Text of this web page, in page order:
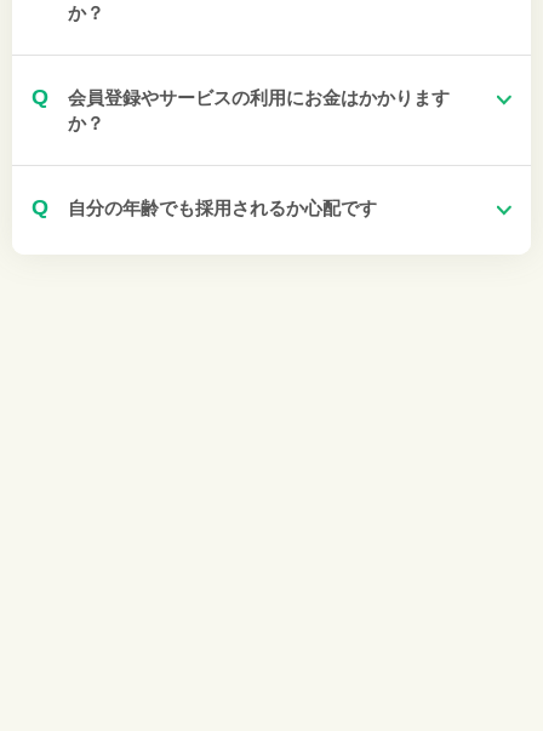
か？
Q
会員登録やサービスの利用にお金はかかります
か？
Q 自分の年齢でも採用されるか心配です